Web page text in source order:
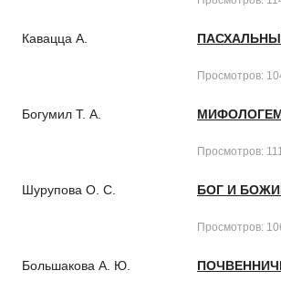
Кавацца А.
Просмотров:
Богумил Т. А.
Просмотров:
Шурупова О. С. БОГ И
Просмотров:
Большакова А. Ю.